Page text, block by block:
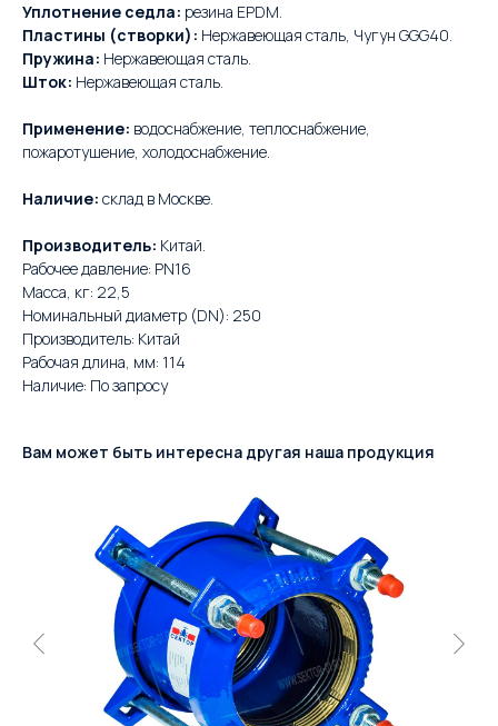
Уплотнение седла: резина EPDM.
Пластины (створки): Нержавеющая сталь, Чугун GGG40.
Пружина: Нержавеющая сталь.
Шток: Нержавеющая сталь.
Применение: водоснабжение, теплоснабжение,
пожаротушение, холодоснабжение.
Наличие: склад в Москве.
Производитель: Китай.
Рабочее давление: PN16
Масса, кг: 22,5
Номинальный диаметр (DN): 250
Производитель: Китай
Рабочая длина, мм: 114
Наличие: По запросу
Вам может быть интересна другая наша продукция